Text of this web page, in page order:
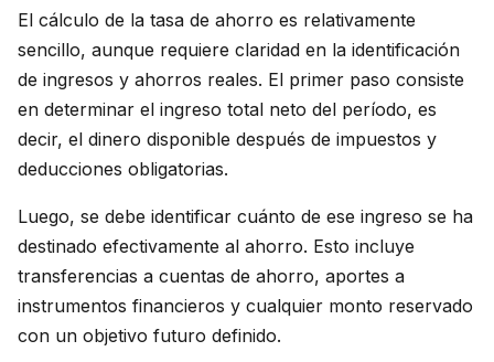
El cálculo de la tasa de ahorro es relativamente
sencillo, aunque requiere claridad en la identificación
de ingresos y ahorros reales. El primer paso consiste
en determinar el ingreso total neto del período, es
decir, el dinero disponible después de impuestos y
deducciones obligatorias.
Luego, se debe identificar cuánto de ese ingreso se ha
destinado efectivamente al ahorro. Esto incluye
transferencias a cuentas de ahorro, aportes a
instrumentos financieros y cualquier monto reservado
con un objetivo futuro definido.